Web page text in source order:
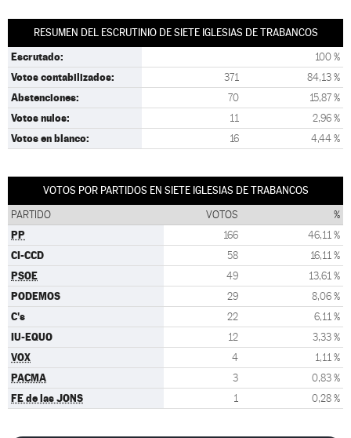
RESUMEN DEL ESCRUTINIO DE SIETE IGLESIAS DE TRABANCOS
Escrutado: 100 %
Votos contabilizados: 371 84,13 %
Abstenciones: 70 15,87 %
Votos nulos: 11 2,96 %
Votos en blanco: 16 4,44 %
VOTOS POR PARTIDOS EN SIETE IGLESIAS DE TRABANCOS
PARTIDO VOTOS %
PP 166 46,11 %
CI-CCD 58 16,11 %
PSOE 49 13,61 %
PODEMOS 29 8,06 %
C's 22 6,11 %
IU-EQUO 12 3,33 %
VOX 4 1,11 %
PACMA 3 0,83 %
FE de las JONS 1 0,28 %